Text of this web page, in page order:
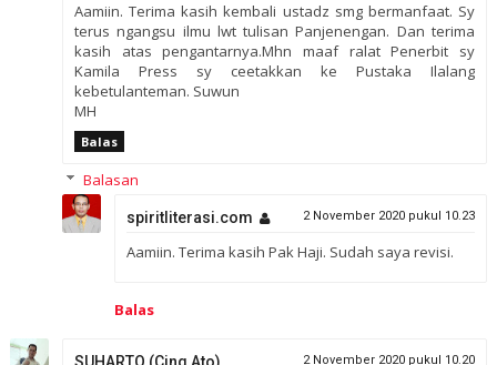
Aamiin. Terima kasih kembali ustadz smg bermanfaat. Sy
terus ngangsu ilmu lwt tulisan Panjenengan. Dan terima
kasih atas pengantarnya.Mhn maaf ralat Penerbit sy
Kamila Press sy ceetakkan ke Pustaka Ilalang
kebetulanteman. Suwun
MH
Balas
Balasan
spiritliterasi.com 2 November 2020 pukul 10.23
Aamiin. Terima kasih Pak Haji. Sudah saya revisi.
Balas
SUHARTO (Cing Ato) 2 November 2020 pukul 10.20